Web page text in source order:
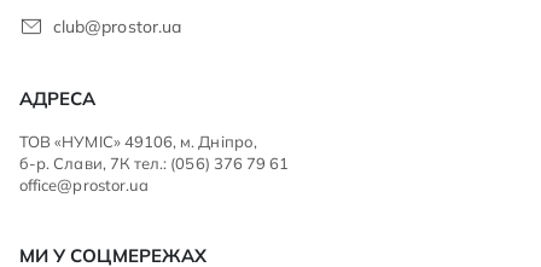
club@prostor.ua
АДРЕСА
ТОВ «НУМІС» 49106, м. Дніпро,
б-р. Слави, 7К тел.: (056) 376 79 61
office@prostor.ua
МИ У СОЦМЕРЕЖАХ